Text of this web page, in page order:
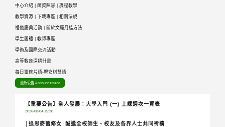
中心介紹 師資陣容 課程教學
教學資源 下載專區 相關法規
禮儀慶典活動 關於文藻月桂方法
學生團體 教師專區
學術及國際交流活動
高等教育深耕計畫
每日靈修片語-聖安琪慧語
最新公告 Announcement
【重要公告】全人發展：大學入門 (一) 上課週次一覽表
2026-08-04 15:30
│追思麥蕾修女│誠邀全校師生、校友及各界人士共同祈禱